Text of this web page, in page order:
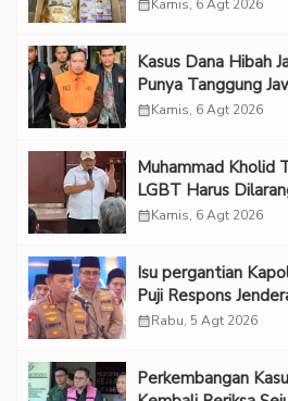
calendar_monthKamis, 6 Agt 2026
Kasus Dana Hibah
Punya Tanggung
calendar_monthKamis, 6 Agt 2026
Muhammad Kholid
LGBT Harus
Melindungi Korban
calendar_monthKamis, 6 Agt 2026
Isu pergantian
Puji Respons
“Adem”
calendar_monthRabu, 5 Agt 2026
Perkembangan